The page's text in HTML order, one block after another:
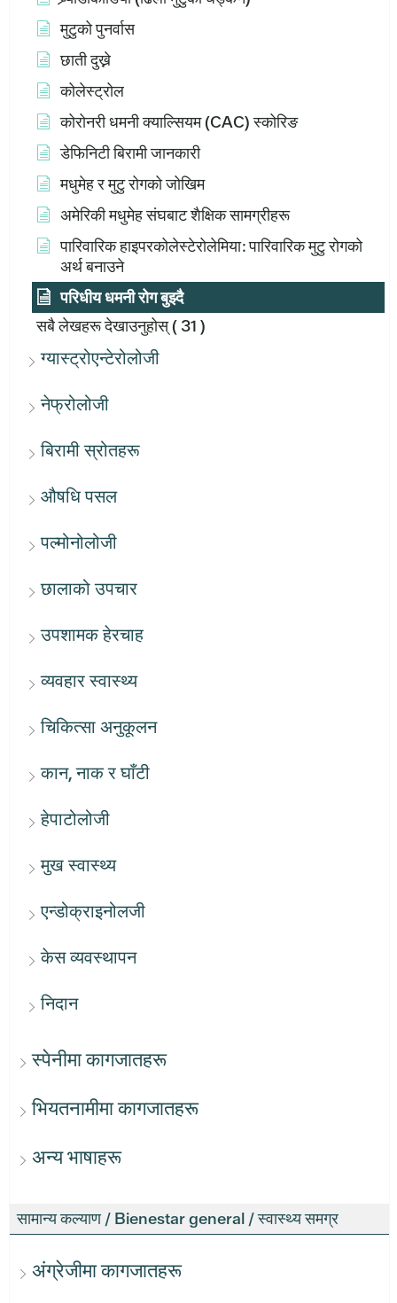
मुटुको पुनर्वास
छाती दुख्ने
कोलेस्ट्रोल
कोरोनरी धमनी क्याल्सियम (CAC) स्कोरिङ
डेफिनिटी बिरामी जानकारी
मधुमेह र मुटु रोगको जोखिम
अमेरिकी मधुमेह संघबाट शैक्षिक सामग्रीहरू
पारिवारिक हाइपरकोलेस्टेरोलेमिया: पारिवारिक मुटु रोगको
अर्थ बनाउने
परिधीय धमनी रोग बुझ्दै
सबै लेखहरू देखाउनुहोस्( 31 )
ग्यास्ट्रोएन्टेरोलोजी
नेफ्रोलोजी
बिरामी स्रोतहरू
औषधि पसल
पल्मोनोलोजी
छालाको उपचार
उपशामक हेरचाह
व्यवहार स्वास्थ्य
चिकित्सा अनुकूलन
कान, नाक र घाँटी
हेपाटोलोजी
मुख स्वास्थ्य
एन्डोक्राइनोलजी
केस व्यवस्थापन
निदान
स्पेनीमा कागजातहरू
भियतनामीमा कागजातहरू
अन्य भाषाहरू
सामान्य कल्याण / Bienestar general / स्वास्थ्य समग्र
अंग्रेजीमा कागजातहरू